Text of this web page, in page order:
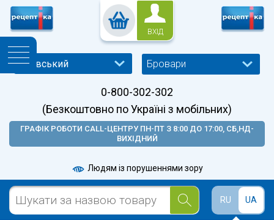
ВХІД
Бровари
0-800-302-302
(Безкоштовно по Україні з мобільних)
ГРАФІК РОБОТИ CALL-ЦЕНТРУ ПН-ПТ З 8:00 ДО 17:00, СБ,НД-
ВИХІДНИЙ
Людям із порушеннями зору
RU UA